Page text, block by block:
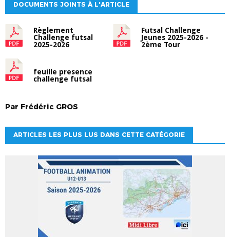
DOCUMENTS JOINTS À L'ARTICLE
Règlement
Challenge futsal
2025-2026
Futsal Challenge
Jeunes 2025-2026 -
2ème Tour
feuille presence
challenge futsal
Par Frédéric GROS
ARTICLES LES PLUS LUS DANS CETTE CATÉGORIE